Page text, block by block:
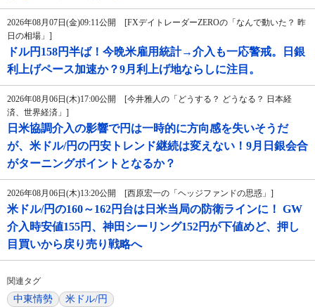
2026年08月07日(金)09:11公開 [FXデイトレーダーZEROの「なんで動いた？ 昨
日の相場」]
ドル円158円半ば！今晩米雇用統計→介入も一応警戒。日銀
利上げペース加速か？9月利上げ地ならしに注目。
2026年08月06日(木)17:00公開 [今井雅人の「どうする？ どうなる？ 日本経
済、世界経済」]
日米協調介入の影響で円は一時的に方向感を失いそうだ
が、米ドル/円の円安トレンド継続は変えない！9月日銀会合
がターニングポイントとなるか？
2026年08月06日(木)13:20公開 [西原宏一の「ヘッジファンドの思惑」]
米ドル/円の160～162円台は日米当局の防衛ラインに！ GW
介入時安値155円、神田シーリング152円が下値めど、押し
目買いから戻り売り戦略へ
関連タグ
中東情勢 米ドル/円